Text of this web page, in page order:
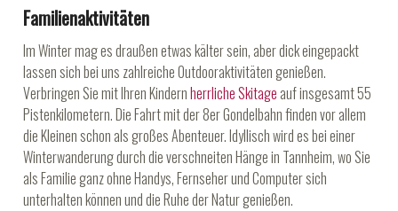
Familienaktivitäten
Im Winter mag es draußen etwas kälter sein, aber dick eingepackt
lassen sich bei uns zahlreiche Outdooraktivitäten genießen.
Verbringen Sie mit Ihren Kindernherrliche Skitage auf insgesamt 55
Pistenkilometern. Die Fahrt mit der 8er Gondelbahn finden vor allem
die Kleinen schon als großes Abenteuer. Idyllisch wird es bei einer
Winterwanderung durch die verschneiten Hänge in Tannheim, wo Sie
als Familie ganz ohne Handys, Fernseher und Computer sich
unterhalten können und die Ruhe der Natur genießen.